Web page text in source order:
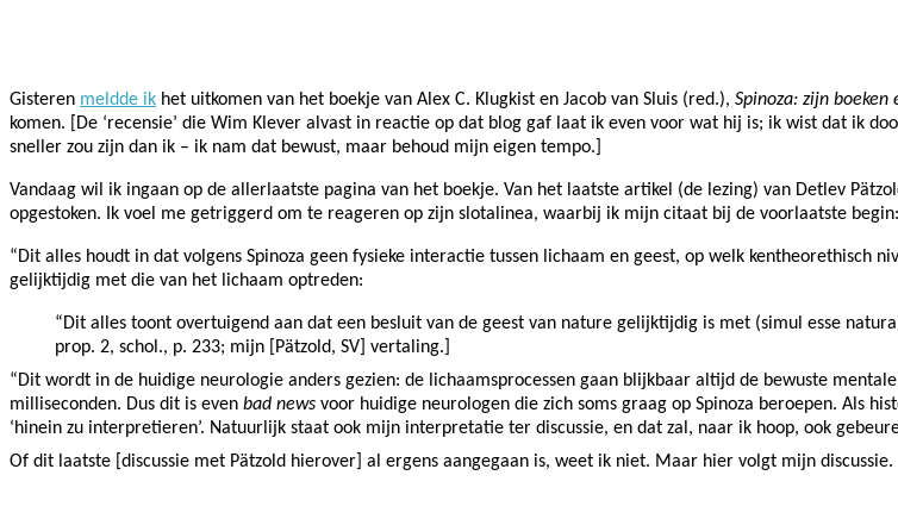
Gisteren meldde ik het uitkomen van het boekje van Alex C. Klugkist en Jacob van Sluis (red.), Spinoza: zijn boeken
komen. [De ‘recensie’ die Wim Klever alvast in reactie op dat blog gaf laat ik even voor wat hij is; ik wist dat ik
sneller zou zijn dan ik – ik nam dat bewust, maar behoud mijn eigen tempo.]
Vandaag wil ik ingaan op de allerlaatste pagina van het boekje. Van het laatste artikel (de lezing) van Detlev
opgestoken. Ik voel me getriggerd om te reageren op zijn slotalinea, waarbij ik mijn citaat bij de voorlaatste begin:
“Dit alles houdt in dat volgens Spinoza geen fysieke interactie tussen lichaam en geest, op welk
gelijktijdig met die van het lichaam optreden:
“Dit alles toont overtuigend aan dat een besluit van de geest van nature gelijktijdig is met (simul esse
prop. 2, schol., p. 233; mijn [Pätzold, SV] vertaling.]
“Dit wordt in de huidige neurologie anders gezien: de lichaamsprocessen gaan blijkbaar altijd de bewuste
milliseconden. Dus dit is even bad news voor huidige neurologen die zich soms graag op Spinoza beroepen. Als
‘hinein zu interpretieren’. Natuurlijk staat ook mijn interpretatie ter discussie, en dat zal, naar ik hoop, ook
Of dit laatste [discussie met Pätzold hierover] al ergens aangegaan is, weet ik niet. Maar hier volgt mijn discussie.